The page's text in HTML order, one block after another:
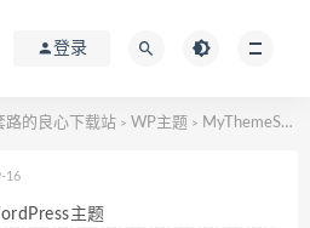
登录
路的良心下载站 > WP主题 > MyThemeShop Books WordPress主题
16
主题